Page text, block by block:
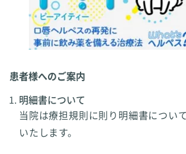
患者様へのご案内
明細書について
当院は療担規則に則り明細書につい
いたします。